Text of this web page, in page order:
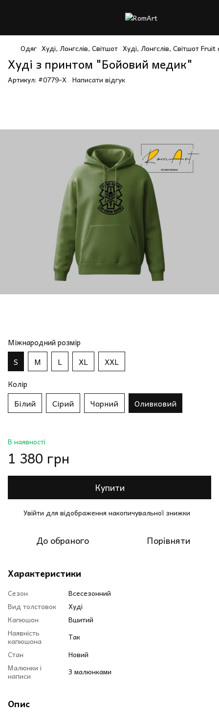
Одяг Худі, Лонгслів, Світшот Худі, Лонгслів, Світшот
Худі з принтом "Бойовий медик"
Артикул: #0779-Х Написати відгук
Міжнародний розмір
S M L XL XXL
Колір
Білий Сірий Чорний Оливковий
В наявності
1 380 грн
Купити
Увійти для відображення накопичувальної знижки
До обраного Порівняти
Характеристики
Сезон
Всесезонний
Вид толстовок
Худі
Капюшон
Вшитий
Наявність
капюшона
Так
Стан
Новий
Малюнки і
написи З малюнками
Опис